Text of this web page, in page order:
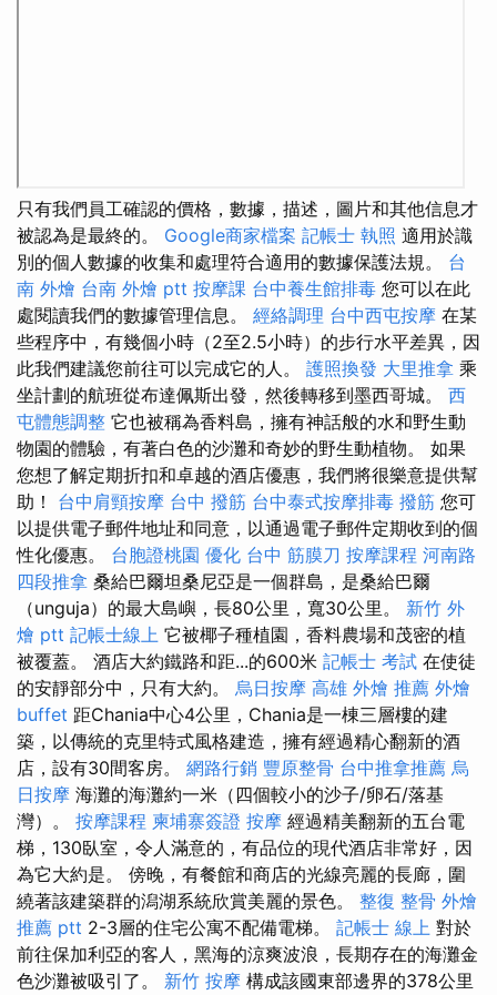
只有我們員工確認的價格，數據，描述，圖片和其他信息才
被認為是最終的。 Google商家檔案 記帳士 執照 適用於識
別的個人數據的收集和處理符合適用的數據保護法規。 台
南 外燴 台南 外燴 ptt 按摩課 台中養生館排毒 您可以在此
處閱讀我們的數據管理信息。 經絡調理 台中西屯按摩 在某
些程序中，有幾個小時（2至2.5小時）的步行水平差異，因
此我們建議您前往可以完成它的人。 護照換發 大里推拿 乘
坐計劃的航班從布達佩斯出發，然後轉移到墨西哥城。 西
屯體態調整 它也被稱為香料島，擁有神話般的水和野生動
物園的體驗，有著白色的沙灘和奇妙的野生動植物。 如果
您想了解定期折扣和卓越的酒店優惠，我們將很樂意提供幫
助！ 台中肩頸按摩 台中 撥筋 台中泰式按摩排毒 撥筋 您可
以提供電子郵件地址和同意，以通過電子郵件定期收到的個
性化優惠。 台胞證桃園 優化 台中 筋膜刀 按摩課程 河南路
四段推拿 桑給巴爾坦桑尼亞是一個群島，是桑給巴爾
（unguja）的最大島嶼，長80公里，寬30公里。 新竹 外
燴 ptt 記帳士線上 它被椰子種植園，香料農場和茂密的植
被覆蓋。 酒店大約鐵路和距...的600米 記帳士 考試 在使徒
的安靜部分中，只有大約。 烏日按摩 高雄 外燴 推薦 外燴
buffet 距Chania中心4公里，Chania是一棟三層樓的建
築，以傳統的克里特式風格建造，擁有經過精心翻新的酒
店，設有30間客房。 網路行銷 豐原整骨 台中推拿推薦 烏
日按摩 海灘的海灘約一米（四個較小的沙子/卵石/落基
灣）。 按摩課程 柬埔寨簽證 按摩 經過精美翻新的五台電
梯，130臥室，令人滿意的，有品位的現代酒店非常好，因
為它大約是。 傍晚，有餐館和商店的光線亮麗的長廊，圍
繞著該建築群的潟湖系統欣賞美麗的景色。 整復 整骨 外燴
推薦 ptt 2-3層的住宅公寓不配備電梯。 記帳士 線上 對於
前往保加利亞的客人，黑海的涼爽波浪，長期存在的海灘金
色沙灘被吸引了。 新竹 按摩 構成該國東部邊界的378公里